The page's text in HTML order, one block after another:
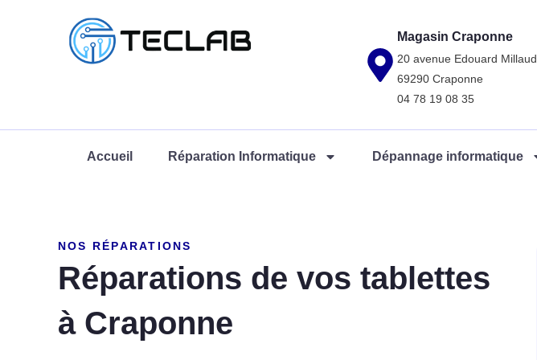
Magasin Craponne
20 avenue Edouard Millaud
69290 Craponne
04 78 19 08 35
Accueil Réparation Informatique Dépannage informatique
NOS RÉPARATIONS
Réparations de vos tablettes
à Craponne